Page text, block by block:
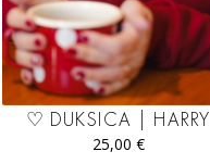
♡ DUKSICA | HARRY
25,00 €